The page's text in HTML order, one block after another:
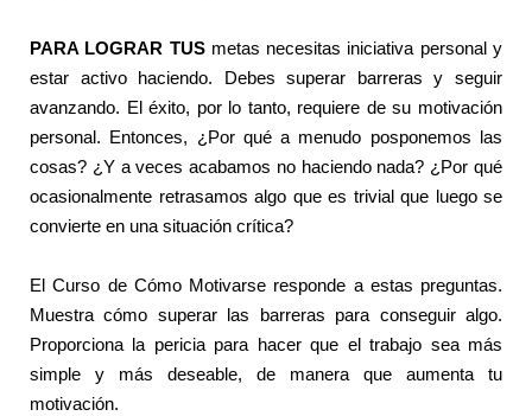
PARA LOGRAR TUSmetas necesitas iniciativa personal y
estar activo haciendo. Debes superar barreras y seguir
avanzando. El éxito, por lo tanto, requiere de su motivación
personal. Entonces, ¿Por qué a menudo posponemos las
cosas? ¿Y a veces acabamos no haciendo nada? ¿Por qué
ocasionalmente retrasamos algo que es trivial que luego se
convierte en una situación crítica?
El Curso de Cómo Motivarse responde a estas preguntas.
Muestra cómo superar las barreras para conseguir algo.
Proporciona la pericia para hacer que el trabajo sea más
simple y más deseable, de manera que aumenta tu
motivación.